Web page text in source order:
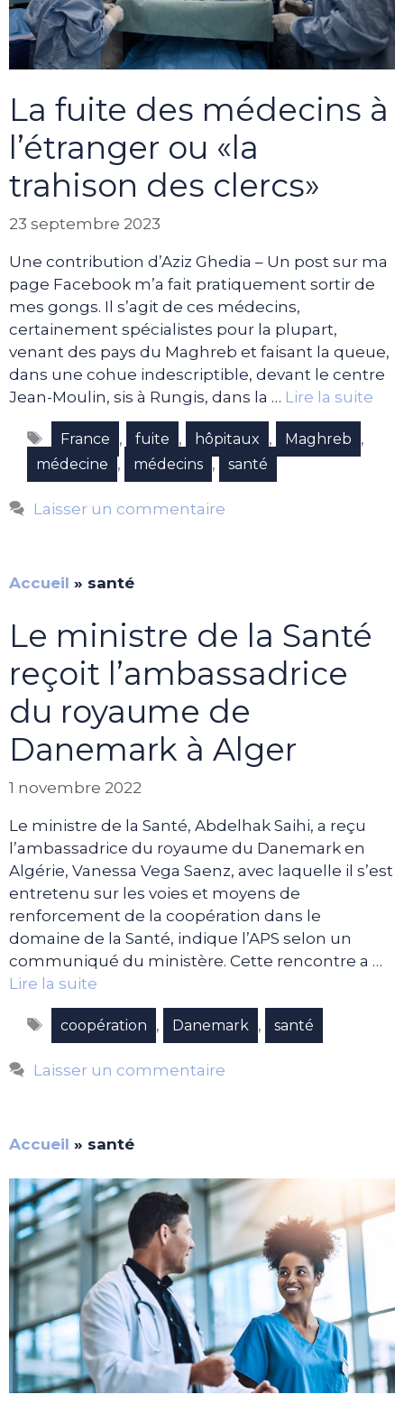
La fuite des médecins à
l’étranger ou «la
trahison des clercs»
23 septembre 2023
Une contribution d’Aziz Ghedia – Un post sur ma
page Facebook m’a fait pratiquement sortir de
mes gongs. Il s’agit de ces médecins,
certainement spécialistes pour la plupart,
venant des pays du Maghreb et faisant la queue,
dans une cohue indescriptible, devant le centre
Jean-Moulin, sis à Rungis, dans la … Lire la suite
Étiquettes
France , fuite , hôpitaux , Maghreb ,
médecine , médecins , santé
Laisser un commentaire
Accueil » santé
Le ministre de la Santé
reçoit l’ambassadrice
du royaume de
Danemark à Alger
1 novembre 2022
Le ministre de la Santé, Abdelhak Saihi, a reçu
l’ambassadrice du royaume du Danemark en
Algérie, Vanessa Vega Saenz, avec laquelle il s’est
entretenu sur les voies et moyens de
renforcement de la coopération dans le
domaine de la Santé, indique l’APS selon un
communiqué du ministère. Cette rencontre a …
Lire la suite
Étiquettes
coopération , Danemark , santé
Laisser un commentaire
Accueil » santé